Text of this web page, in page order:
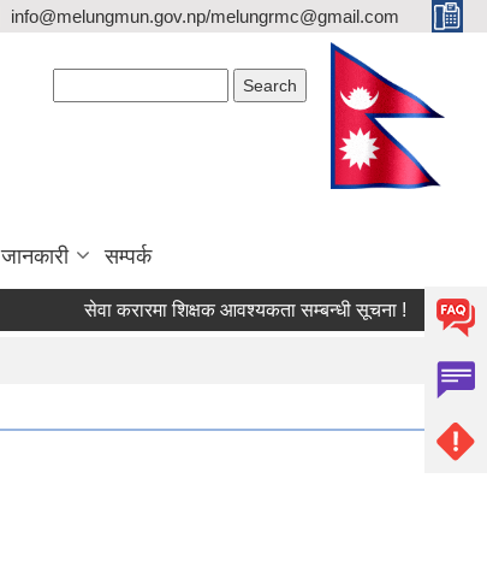
info@melungmun.gov.np/melungrmc@gmail.com
सम्पर्क
सेवा करारमा शिक्षक आवश्‍यकता सम्बन्धी सूचना !